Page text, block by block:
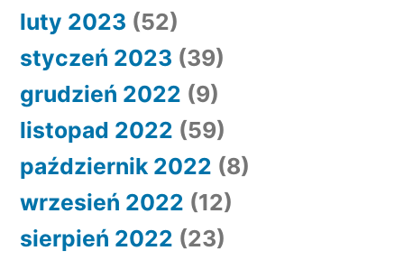
luty 2023 (52)
styczeń 2023 (39)
grudzień 2022 (9)
listopad 2022 (59)
październik 2022 (8)
wrzesień 2022 (12)
sierpień 2022 (23)